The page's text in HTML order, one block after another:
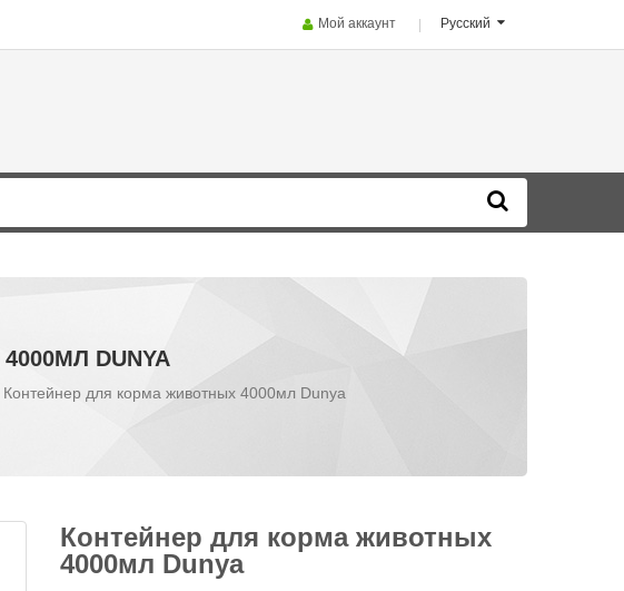
Русский
Мой аккаунт
DUNYA
Контейнер для корма животных 4000мл Dunya
Контейнер для корма животных
4000мл Dunya